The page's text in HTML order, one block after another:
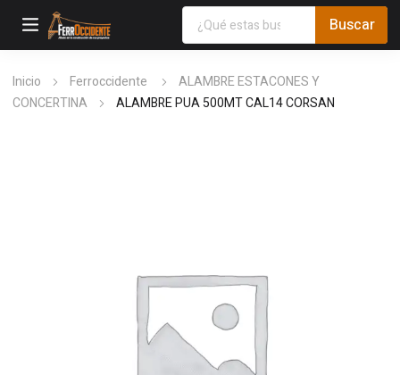
Inicio Ferroccidente
ALAMBRE ESTACONES Y
CONCERTINA
ALAMBRE PUA 500MT CAL14 CORSAN